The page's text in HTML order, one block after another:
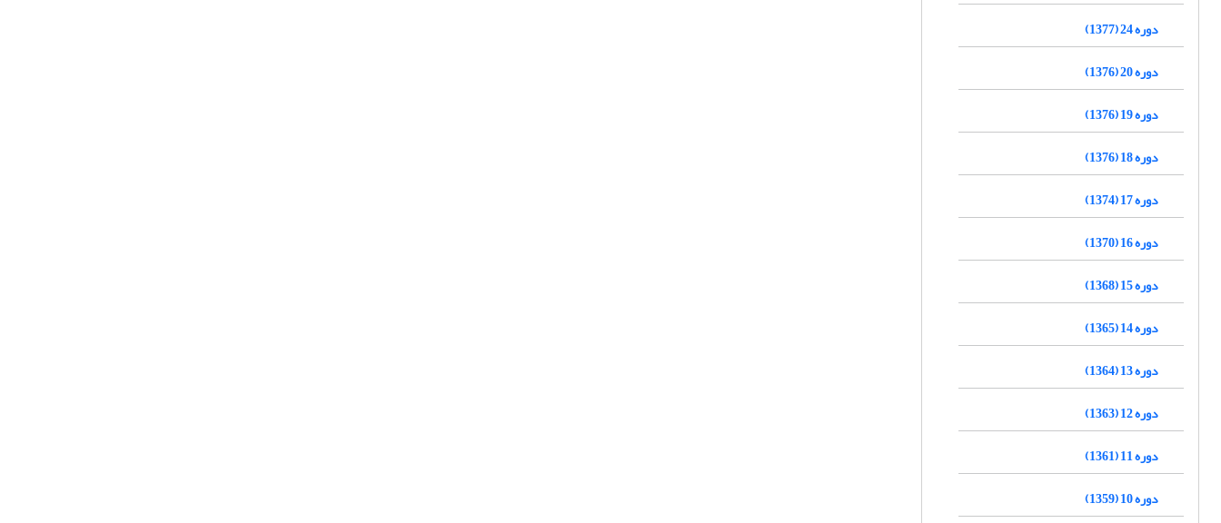
دوره 24 (1377)
دوره 20 (1376)
دوره 19 (1376)
دوره 18 (1376)
دوره 17 (1374)
دوره 16 (1370)
دوره 15 (1368)
دوره 14 (1365)
دوره 13 (1364)
دوره 12 (1363)
دوره 11 (1361)
دوره 10 (1359)